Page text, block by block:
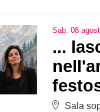
Sab.08
...
Sala